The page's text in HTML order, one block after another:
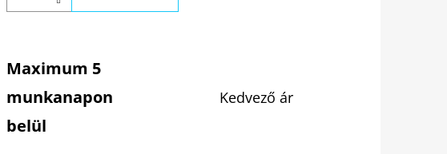
Maximum 5
munkanapon
belül
Kedvező ár